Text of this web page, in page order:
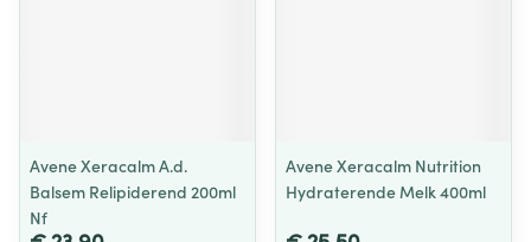
Avene Xeracalm A.d.
Balsem Relipiderend 200ml
Nf
Avene Xeracalm Nutrition
Hydraterende Melk 400ml